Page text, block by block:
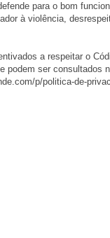
para o bom
à violência,
a respeitar o
podem ser consultados
p/politica-de-